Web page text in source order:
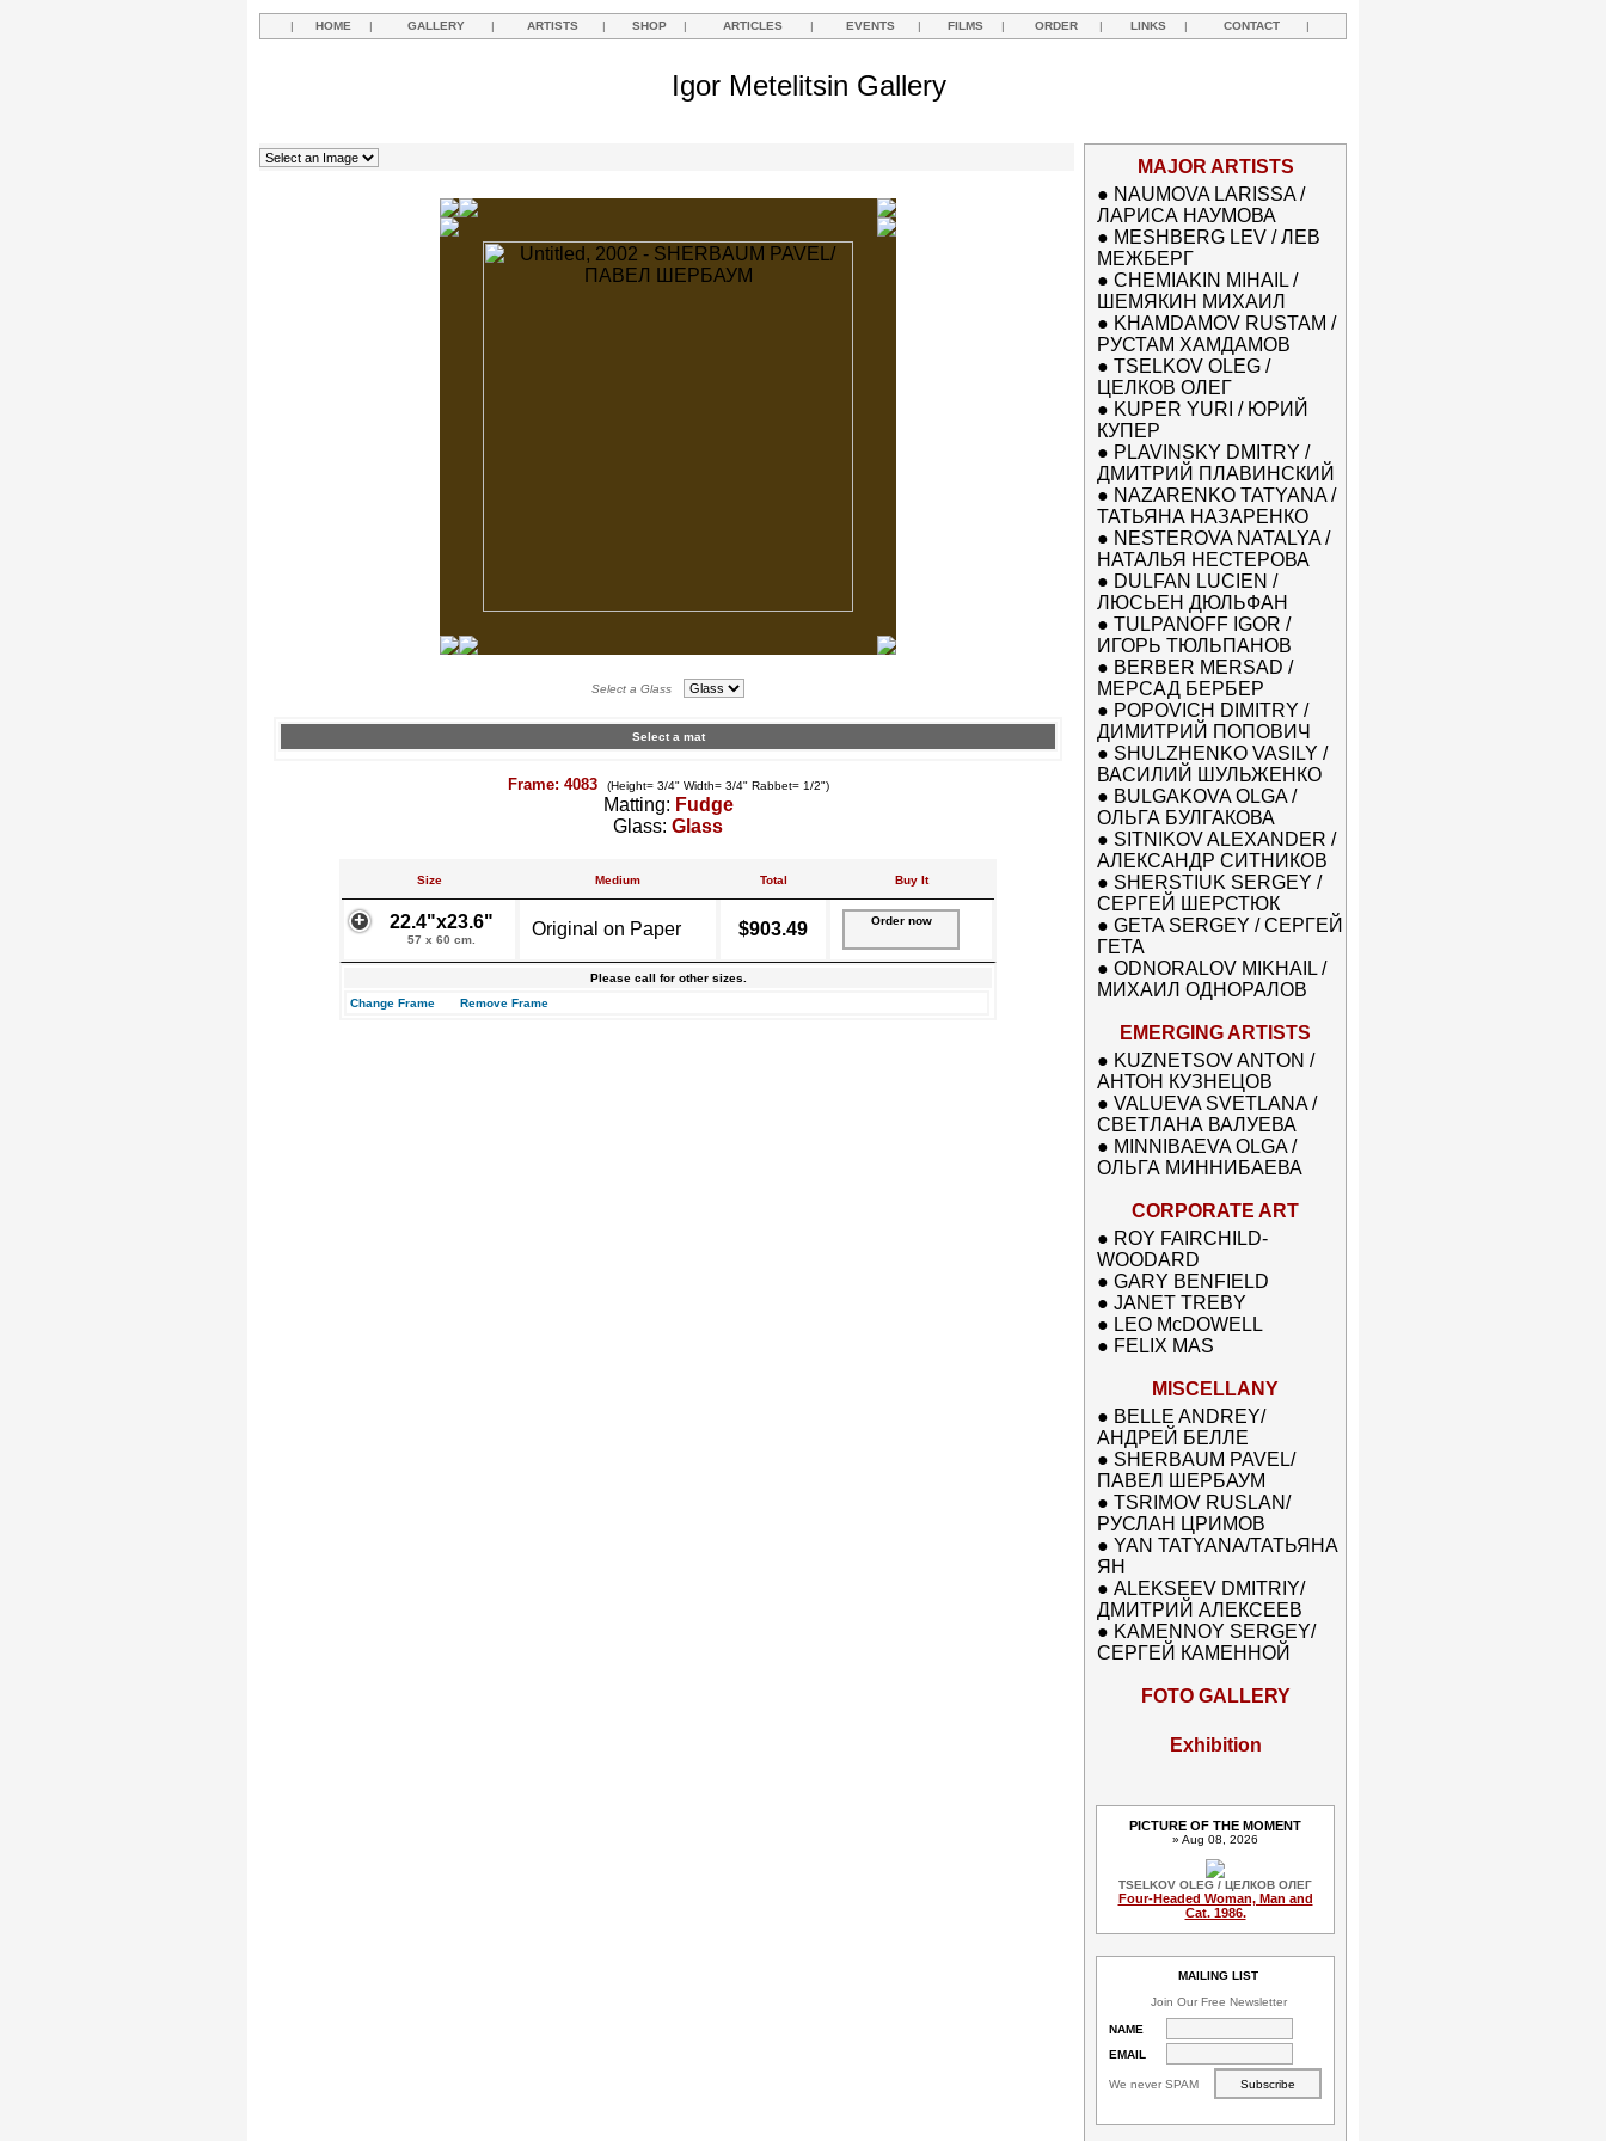
| HOME | GALLERY | ARTISTS | SHOP | ARTICLES | EVENTS | FILMS | ORDER | LINKS | CONTACT |
Igor Metelitsin Gallery
Select a Glass
Select a mat
Frame: 4083 (Height= 3/4" Width= 3/4" Rabbet= 1/2")
Matting: Fudge
Glass: Glass
Size Medium Total Buy It
22.4"x23.6"
57 x 60 cm.
Original on Paper $903.49 Order now
Please call for other sizes.
Change Frame
Remove Frame
MAJOR ARTISTS
● NAUMOVA LARISSA /
ЛАРИСА НАУМОВА
● MESHBERG LEV / ЛЕВ
МЕЖБЕРГ
● CHEMIAKIN MIHAIL /
ШЕМЯКИН МИХАИЛ
● KHAMDAMOV RUSTAM /
РУСТАМ ХАМДАМОВ
● TSELKOV OLEG /
ЦЕЛКОВ ОЛЕГ
● KUPER YURI / ЮРИЙ
КУПЕР
● PLAVINSKY DMITRY /
ДМИТРИЙ ПЛАВИНСКИЙ
● NAZARENKO TATYANA /
ТАТЬЯНА НАЗАРЕНКО
● NESTEROVA NATALYA /
НАТАЛЬЯ НЕСТЕРОВА
● DULFAN LUCIEN /
ЛЮСЬЕН ДЮЛЬФАН
● TULPANOFF IGOR /
ИГОРЬ ТЮЛЬПАНОВ
● BERBER MERSAD /
МЕРСАД БЕРБЕР
● POPOVICH DIMITRY /
ДИМИТРИЙ ПОПОВИЧ
● SHULZHENKO VASILY /
ВАСИЛИЙ ШУЛЬЖЕНКО
● BULGAKOVA OLGA /
ОЛЬГА БУЛГАКОВА
● SITNIKOV ALEXANDER /
АЛЕКСАНДР СИТНИКОВ
● SHERSTIUK SERGEY /
СЕРГЕЙ ШЕРСТЮК
● GETA SERGEY / СЕРГЕЙ
ГЕТА
● ODNORALOV MIKHAIL /
МИХАИЛ ОДНОРАЛОВ
EMERGING ARTISTS
● KUZNETSOV ANTON /
АНТОН КУЗНЕЦОВ
● VALUEVA SVETLANA /
СВЕТЛАНА ВАЛУЕВА
● MINNIBAEVA OLGA /
ОЛЬГА МИННИБАЕВА
CORPORATE ART
● ROY FAIRCHILD-
WOODARD
● GARY BENFIELD
● JANET TREBY
● LEO McDOWELL
● FELIX MAS
MISCELLANY
● BELLE ANDREY/
АНДРЕЙ БЕЛЛЕ
● SHERBAUM PAVEL/
ПАВЕЛ ШЕРБАУМ
● TSRIMOV RUSLAN/
РУСЛАН ЦРИМОВ
● YAN TATYANA/ТАТЬЯНА
ЯН
● ALEKSEEV DMITRIY/
ДМИТРИЙ АЛЕКСЕЕВ
● KAMENNOY SERGEY/
СЕРГЕЙ КАМЕННОЙ
FOTO GALLERY
Exhibition
PICTURE OF THE MOMENT
» Aug 08, 2026
TSELKOV OLEG / ЦЕЛКОВ ОЛЕГ
Four-Headed Woman, Man and
Cat. 1986.
MAILING LIST
Join Our Free Newsletter
NAME
EMAIL
We never SPAM